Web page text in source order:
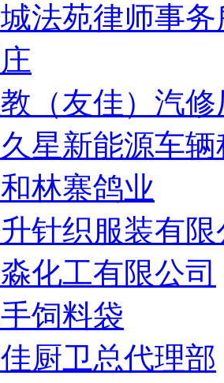
法苑律师事务
（友佳）汽修
星新能源车
林寨鸽业
针织服装有限
化工有限公司
饲料袋
厨卫总代理部